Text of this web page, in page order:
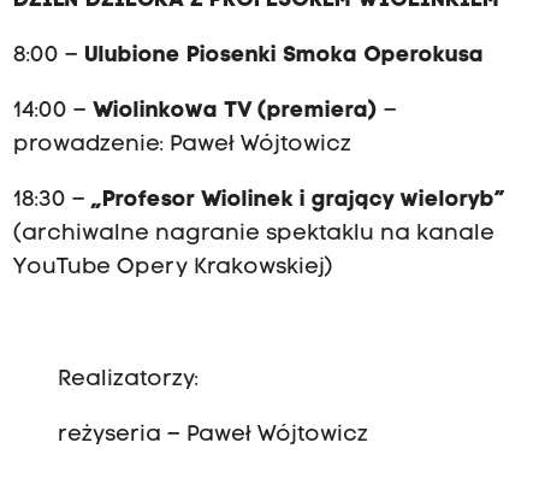
8:00 – Ulubione Piosenki Smoka Operokusa
14:00 – Wiolinkowa TV (premiera) –
prowadzenie: Paweł Wójtowicz
18:30 – „Profesor Wiolinek i grający wieloryb”
(archiwalne nagranie spektaklu na kanale
YouTube Opery Krakowskiej)
Realizatorzy:
reżyseria – Paweł Wójtowicz